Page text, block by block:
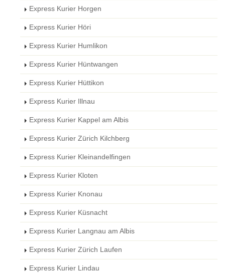
Express Kurier Horgen
Express Kurier Höri
Express Kurier Humlikon
Express Kurier Hüntwangen
Express Kurier Hüttikon
Express Kurier Illnau
Express Kurier Kappel am Albis
Express Kurier Zürich Kilchberg
Express Kurier Kleinandelfingen
Express Kurier Kloten
Express Kurier Knonau
Express Kurier Küsnacht
Express Kurier Langnau am Albis
Express Kurier Zürich Laufen
Express Kurier Lindau